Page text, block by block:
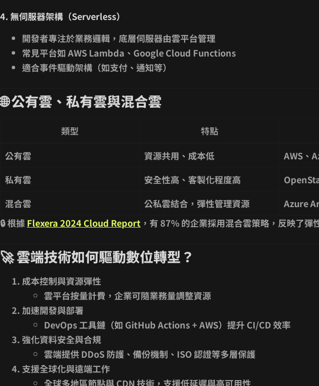
4. 無伺服器架構（Serverless）
開發者專注於業務邏輯，底層伺服器由雲平台管理
常見平台如 AWS Lambda、Google Cloud Functions
適合事件驅動架構（如支付、通知等）
🌐 公有雲、私有雲與混合雲
類型 特點
公有雲
資源共用、成本低
AWS、
私有雲
安全性高、客製化程度高
混合雲
公私雲結合，彈性管理資源
Azure
🔒 根據Flexera 2024 Cloud Report ，有 87% 的企業採用混合雲策略，反映了彈
🚀 雲端技術如何驅動數位轉型？
成本控制與資源彈性
雲平台按量計費，企業可隨業務量調整資源
加速開發與部署
DevOps 工具鏈（如 GitHub Actions + AWS）提升 CI/CD 效率
強化資料安全與合規
雲端提供 DDoS 防護、備份機制、ISO 認證等多層保護
支援全球化與遠端工作
全球多地區節點與 CDN 技術，支援低延遲與高可用性